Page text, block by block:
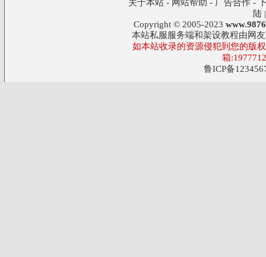
关于本站- 网站帮助 - 广告合作-
陆
Copyright © 2005-2023
本站私服服务端和架设教程由网
如本站收录的资源侵犯到您的版
箱
鲁ICP备